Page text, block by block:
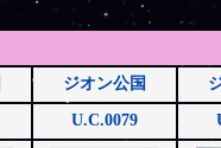
ジオン公国
U.C.0079